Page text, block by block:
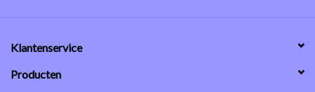
Klantenservice
Producten